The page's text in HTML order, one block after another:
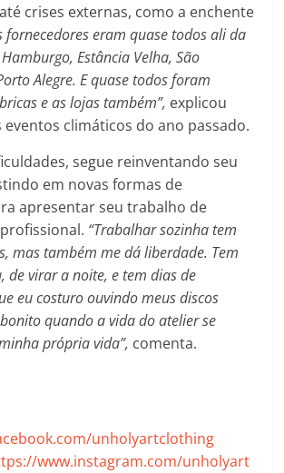
crises externas, como a enchente
fornecedores eram quase todos ali da
Estância Velha, São
Alegre. E quase todos foram
e as lojas também”, explicou
eventos climáticos do ano passado.
segue reinventando seu
em novas formas de
apresentar seu trabalho de
“Trabalhar sozinha tem
mas também me dá liberdade. Tem
de virar a noite, e tem dias de
eu costuro ouvindo meus discos
quando a vida do atelier se
própria vida”, comenta.
unholyartclothing
www.instagram.com/unholyart